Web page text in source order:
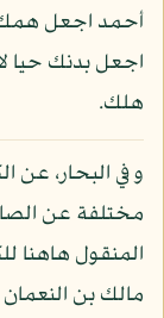
أحمد اجعل همك
اجعل بدنك حيا
هلك.
و في البحار، عن
مختلفة عن
المنقول هاهنا
مالك بن